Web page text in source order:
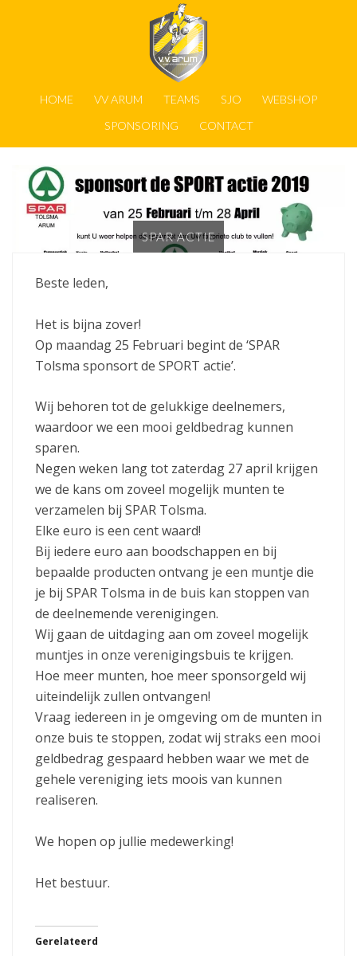
HOME VV ARUM TEAMS SJO
WEBSHOP
SPONSORING
CONTACT
SPAR ACTIE
Beste leden,
Het is bijna zover!
Op maandag 25 Februari begint de ‘SPAR
Tolsma sponsort de SPORT actie’.
Wij behoren tot de gelukkige deelnemers,
waardoor we een mooi geldbedrag kunnen
sparen.
Negen weken lang tot zaterdag 27 april krijgen
we de kans om zoveel mogelijk munten te
verzamelen bij SPAR Tolsma.
Elke euro is een cent waard!
Bij iedere euro aan boodschappen en bij
bepaalde producten ontvang je een muntje die
je bij SPAR Tolsma in de buis kan stoppen van
de deelnemende verenigingen.
Wij gaan de uitdaging aan om zoveel mogelijk
muntjes in onze verenigingsbuis te krijgen.
Hoe meer munten, hoe meer sponsorgeld wij
uiteindelijk zullen ontvangen!
Vraag iedereen in je omgeving om de munten in
onze buis te stoppen, zodat wij straks een mooi
geldbedrag gespaard hebben waar we met de
gehele vereniging iets moois van kunnen
realiseren.
We hopen op jullie medewerking!
Het bestuur.
Gerelateerd